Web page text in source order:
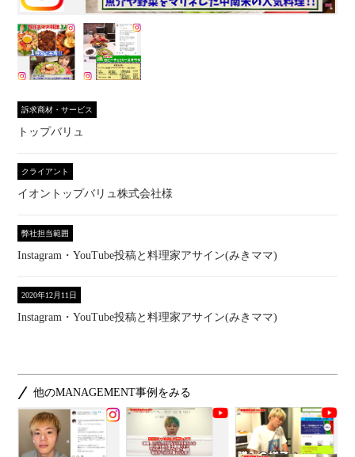
訴求商材・サービス
トップバリュ
クライアント
イオントップバリュ株式会社様
弊社担当範囲
Instagram・YouTube投稿と料理家アサイン(みきママ)
2020年12月11日
Instagram・YouTube投稿と料理家アサイン(みきママ)
他のMANAGEMENT事例をみる